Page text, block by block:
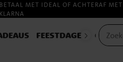
BETAAL MET IDEAL OF ACHTERAF MET
KLARNA
FEESTDAGEN